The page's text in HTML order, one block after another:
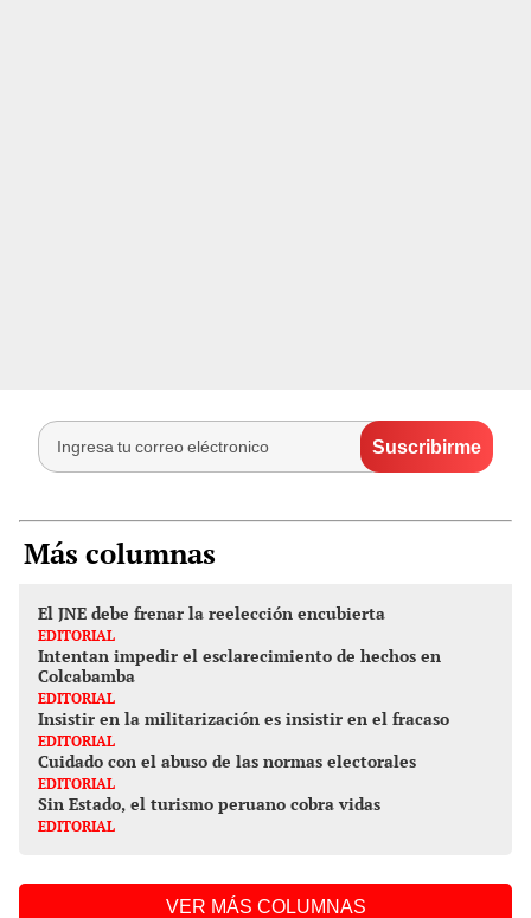
Más columnas
El JNE debe frenar la reelección encubierta
EDITORIAL
Intentan impedir el esclarecimiento de hechos en
Colcabamba
EDITORIAL
Insistir en la militarización es insistir en el fracaso
EDITORIAL
Cuidado con el abuso de las normas electorales
EDITORIAL
Sin Estado, el turismo peruano cobra vidas
EDITORIAL
VER MÁS COLUMNAS